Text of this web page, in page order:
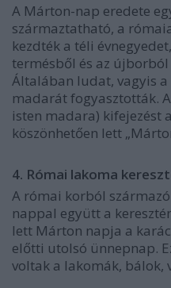
A Márton-nap eredete
származtatható, a
kezdték a téli
termésből és az
Általában ludat, vagyis
madarát fogyasztották.
isten madara) kifejezést
köszönhetően lett
4. Római lakoma
A római korból
nappal együtt a
lett Márton napja a
előtti utolsó ünnepnap.
voltak a lakomák, bálok,